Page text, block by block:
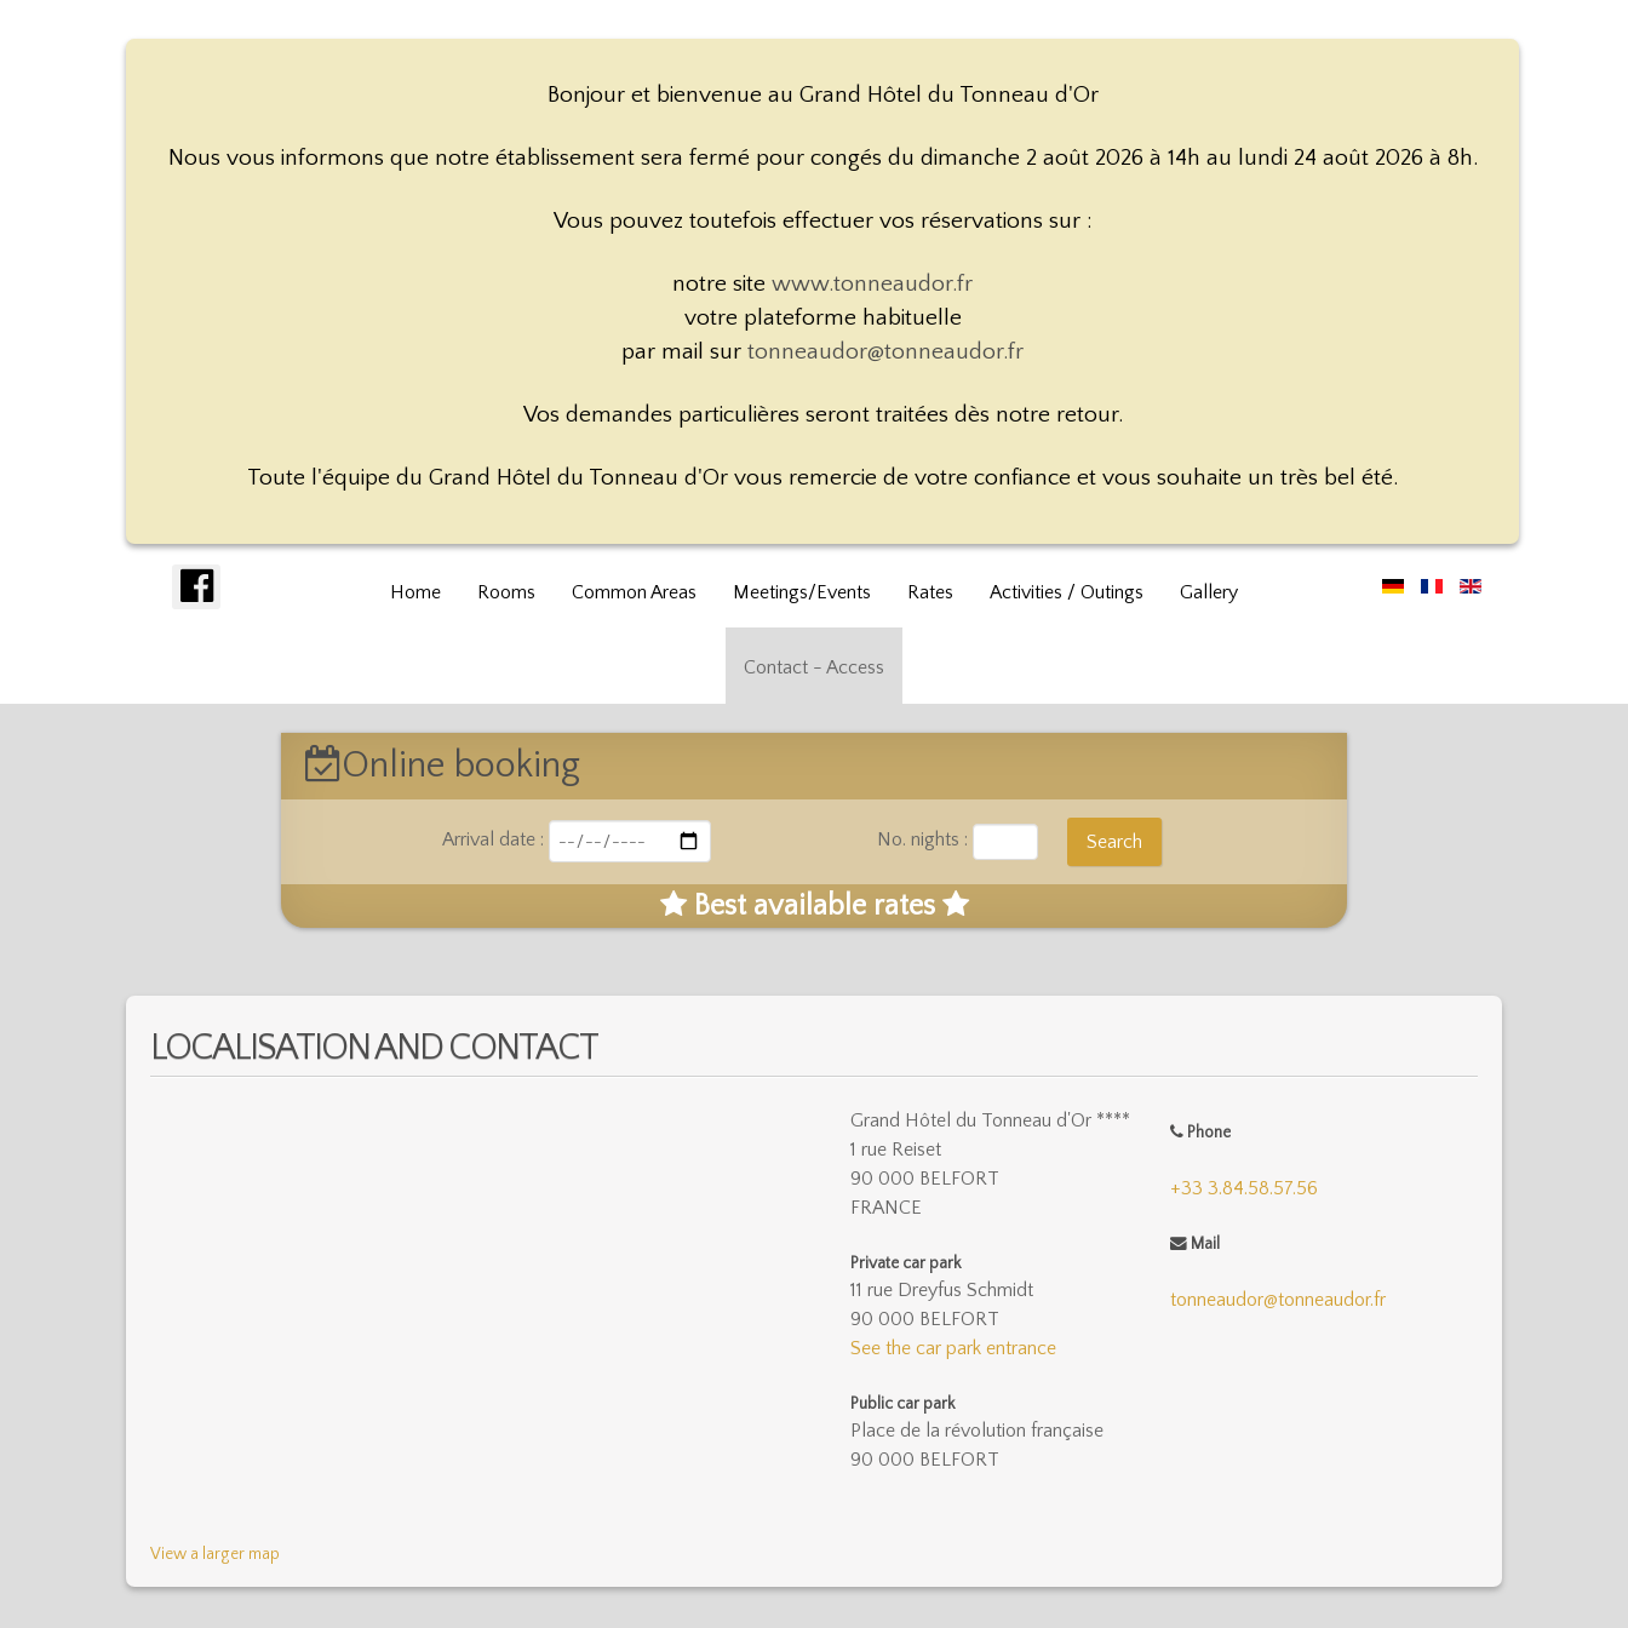
Bonjour et bienvenue au Grand Hôtel du Tonneau d'Or
Nous vous informons que notre établissement sera fermé pour congés du dimanche 2 août 2026 à 14h au lundi 24 août 2026 à 8h.
Vous pouvez toutefois effectuer vos réservations sur :
notre site www.tonneaudor.fr
votre plateforme habituelle
par mail sur tonneaudor@tonneaudor.fr
Vos demandes particulières seront traitées dès notre retour.
Toute l'équipe du Grand Hôtel du Tonneau d'Or vous remercie de votre confiance et vous souhaite un très bel été.
Home Rooms Common Areas Meetings/Events Rates Activities / Outings Gallery
Contact - Access
Online booking
Arrival date : No. nights :
Best available rates
LOCALISATION AND CONTACT
View a larger map
Grand Hôtel du Tonneau d'Or ****
1 rue Reiset
90 000 BELFORT
FRANCE
Private car park
11 rue Dreyfus Schmidt
90 000 BELFORT
See the car park entrance
Public car park
Place de la révolution française
90 000 BELFORT
Phone
+33 3.84.58.57.56
Mail
tonneaudor@tonneaudor.fr